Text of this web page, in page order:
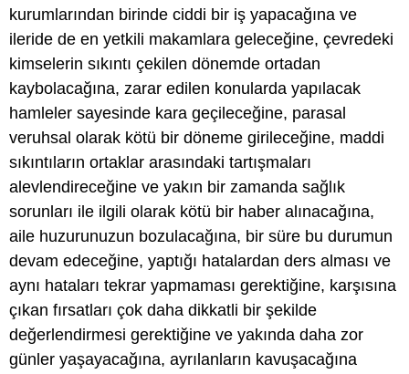
kurumlarından birinde ciddi bir iş yapacağına ve
ileride de en yetkili makamlara geleceğine, çevredeki
kimselerin sıkıntı çekilen dönemde ortadan
kaybolacağına, zarar edilen konularda yapılacak
hamleler sayesinde kara geçileceğine, parasal
veruhsal olarak kötü bir döneme girileceğine, maddi
sıkıntıların ortaklar arasındaki tartışmaları
alevlendireceğine ve yakın bir zamanda sağlık
sorunları ile ilgili olarak kötü bir haber alınacağına,
aile huzurunuzun bozulacağına, bir süre bu durumun
devam edeceğine, yaptığı hatalardan ders alması ve
aynı hataları tekrar yapmaması gerektiğine, karşısına
çıkan fırsatları çok daha dikkatli bir şekilde
değerlendirmesi gerektiğine ve yakında daha zor
günler yaşayacağına, ayrılanların kavuşacağına